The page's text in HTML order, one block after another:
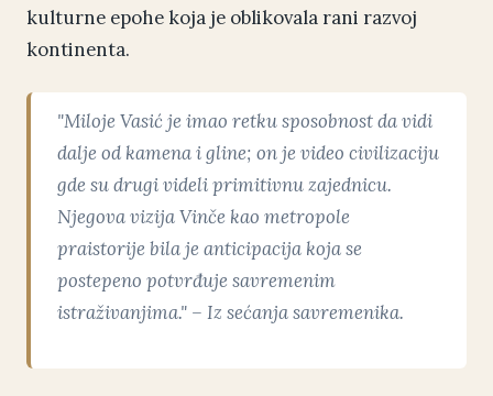
kulturne epohe koja je oblikovala rani razvoj
kontinenta.
"Miloje Vasić je imao retku sposobnost da vidi
dalje od kamena i gline; on je video civilizaciju
gde su drugi videli primitivnu zajednicu.
Njegova vizija Vinče kao metropole
praistorije bila je anticipacija koja se
postepeno potvrđuje savremenim
istraživanjima." – Iz sećanja savremenika.